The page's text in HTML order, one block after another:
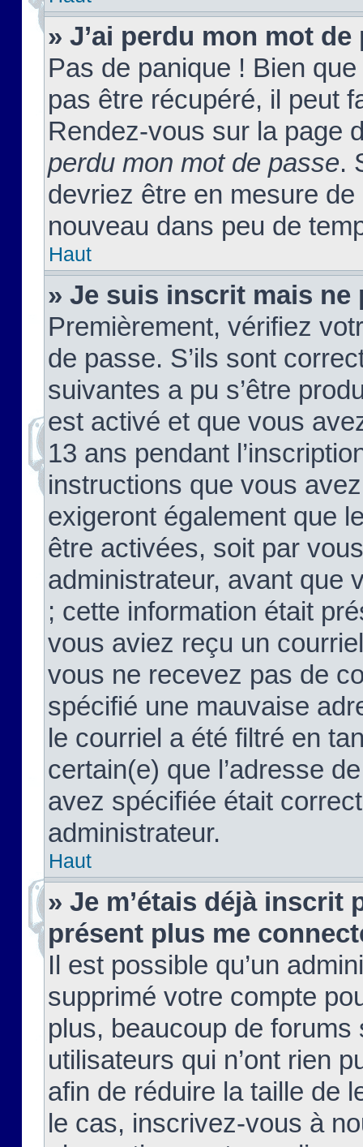
» J’ai perdu mon mot de
Pas de panique ! Bien
pas être récupéré, il peut
Rendez-vous sur la page
perdu mon mot de passe.
devriez être en mesure
nouveau dans peu de
Haut
» Je suis inscrit mais ne
Premièrement, vérifiez
de passe. S’ils sont
suivantes a pu s’être
est activé et que vous
13 ans pendant
instructions que vous
exigeront également que
être activées, soit par
administrateur, avant que
; cette information était
vous aviez reçu un
vous ne recevez pas de
spécifié une mauvaise
le courriel a été filtré en
certain(e) que l’adresse
avez spécifiée était
administrateur.
Haut
» Je m’étais déjà inscrit
présent plus me
Il est possible qu’un
supprimé votre compte
plus, beaucoup de
utilisateurs qui n’ont rien
afin de réduire la taille de
le cas, inscrivez-vous à